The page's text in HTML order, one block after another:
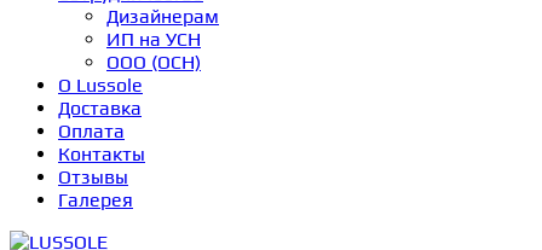
Дизайнерам
ИП на УСН
ООО (ОСН)
О Lussole
Доставка
Оплата
Контакты
Отзывы
Галерея